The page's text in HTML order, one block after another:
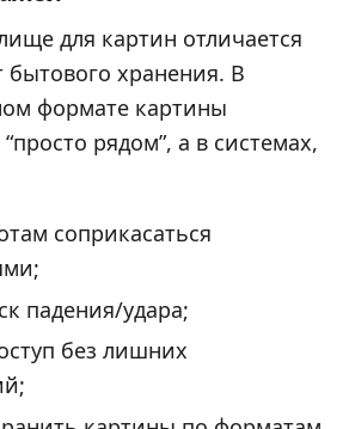
для картин отличается
бытового хранения. В
формате картины
рядом”, а в системах,
соприкасаться
падения/удара;
без лишних